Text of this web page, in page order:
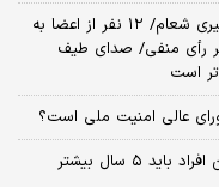
اظهارات جدید معاون پزشکیان درباره تصمیم‌گیری شعام/ ۱۲ نفر از اعضا به
رأی منفی/ صدای طیف
است
‌عالی امنیت ملی است؟
جزئیات صدور احکام بازنشستگی اعلام شد/ این افراد باید ۵ سال بیشتر